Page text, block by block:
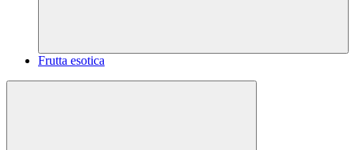
Frutta esotica